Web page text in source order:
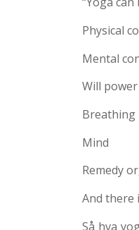
Physical
Mental
Will power
Breathing
Mind
Remedy
And there
Så hva